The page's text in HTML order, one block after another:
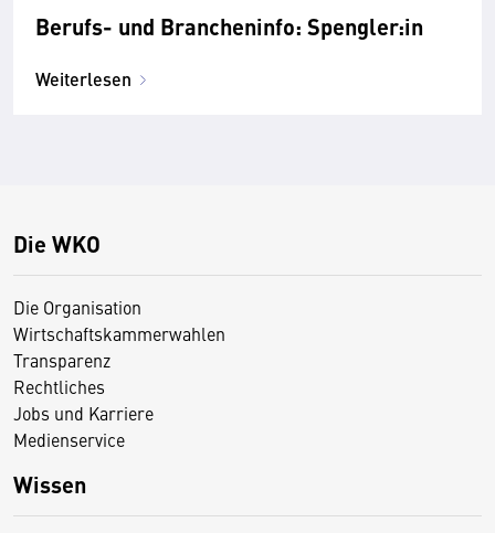
Berufs- und Brancheninfo: Spengler:in
Weiterlesen
Die WKO
Die Organisation
Wirtschaftskammerwahlen
Transparenz
Rechtliches
Jobs und Karriere
Medienservice
Wissen